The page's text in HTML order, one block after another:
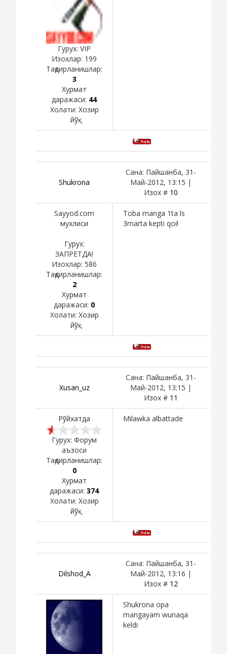
Гурух: VIP
Изохлар: 199
Тақдирланишлар:
3
Хурмат
даражаси: 44
Холати: Хозир
йўқ
Shukronа
Сана: Пайшанба, 31-
Май-2012, 13:15 |
Изох # 10
Sayyod.com
мухлиси
Гурух:
ЗАПРЕТДА!
Изохлар: 586
Тақдирланишлар:
2
Хурмат
даражаси: 0
Холати: Хозир
йўқ
Toba manga 1ta ls
3marta kepti qoil
Xusan_uz
Сана: Пайшанба, 31-
Май-2012, 13:15 |
Изох # 11
Рўйхатда
Гурух: Форум
аъзоси
Тақдирланишлар:
0
Хурмат
даражаси: 374
Холати: Хозир
йўқ
Milawka albattade
Dilshod_A
Сана: Пайшанба, 31-
Май-2012, 13:16 |
Изох # 12
Shukrona opa
mangayam wunaqa
keldi